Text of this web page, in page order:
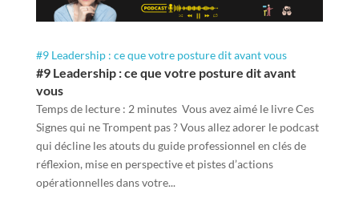
#9 Leadership : ce que votre posture dit avant vous
#9 Leadership : ce que votre posture dit avant
vous
Temps de lecture : 2 minutes Vous avez aimé le livre Ces
Signes qui ne Trompent pas ? Vous allez adorer le podcast
qui décline les atouts du guide professionnel en clés de
réflexion, mise en perspective et pistes d’actions
opérationnelles dans votre...